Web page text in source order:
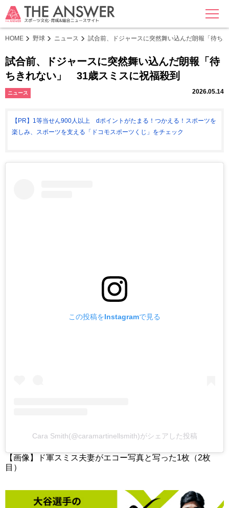
MENU
HOME 野球 ニュース 試合前、ドジャースに突然舞い込んだ朗報「待ち
試合前、ドジャースに突然舞い込んだ朗報「待
ちきれない」 31歳スミスに祝福殺到
ニュース 2026.05.14
【PR】1等当せん900人以上 dポイントがたまる！つかえる！スポーツを
楽しみ、スポーツを支える「ドコモスポーツくじ」をチェック
この投稿をInstagramで見る
Cara Smith(@caramartinellsmith)がシェアした投稿
【画像】ド軍スミス夫妻がエコー写真と写った1枚（2枚
目）